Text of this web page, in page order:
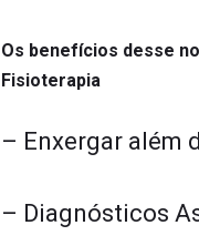
Os benefícios desse
Fisioterapia
– Enxergar além
– Diagnósticos